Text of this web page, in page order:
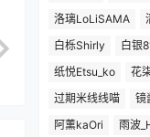
洛璃LoLiSAMA
白栎Shirly
白银
纸悦Etsu_ko
花
过期米线线喵
镜
阿薰kaOri
雨波